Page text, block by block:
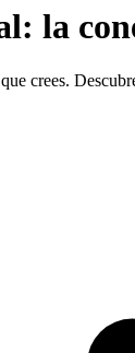
la
crees.